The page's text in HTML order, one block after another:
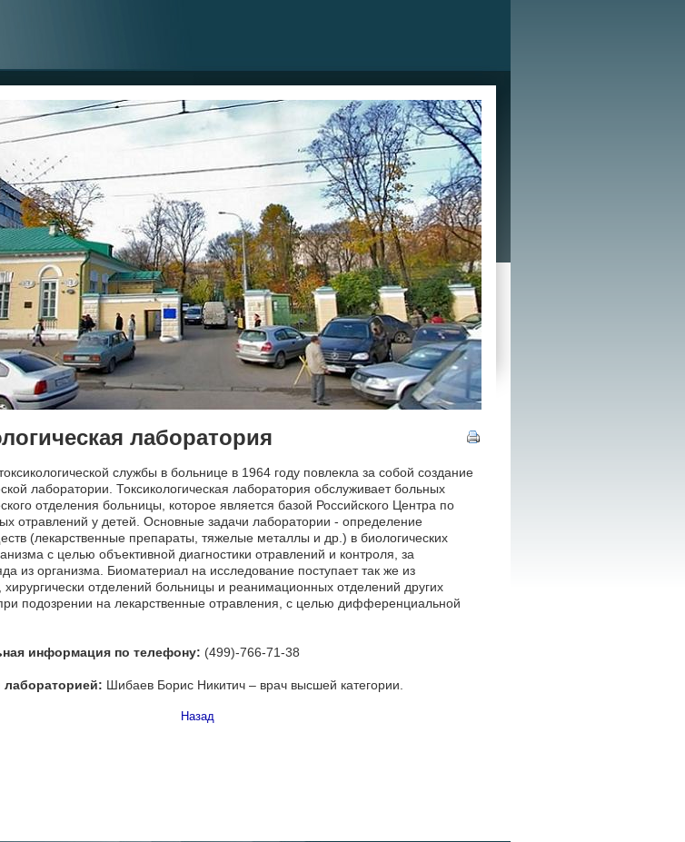
лаборатория
службы в больнице в 1964 году повлекла за собой создание
лаборатории. Токсикологическая лаборатория обслуживает больных
отделения больницы, которое является базой Российского Центра по
отравлений у детей. Основные задачи лаборатории - определение
(лекарственные препараты, тяжелые металлы и др.) в биологических
с целью объективной диагностики отравлений и контроля, за
из организма. Биоматериал на исследование поступает так же из
хирургически отделений больницы и реанимационных отделений других
подозрении на лекарственные отравления, с целью дифференциальной
информация по телефону: (499)-766-71-38
Шибаев Борис Никитич – врач высшей категории.
Назад